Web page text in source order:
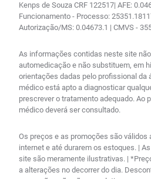
Kenps de Souza CRF 122517| AFE:
Funcionamento - Processo:
Autorização/MS: 0.04673.1 | CMVS -
As informações contidas neste site
automedicação e não substituem, em
orientações dadas pelo profissional da
médico está apto a diagnosticar
prescrever o tratamento adequado. Ao
médico deverá ser consultado.
Os preços e as promoções são válidos
internet e até durarem os estoques. |
site são meramente ilustrativas. |
a alterações no decorrer do dia.